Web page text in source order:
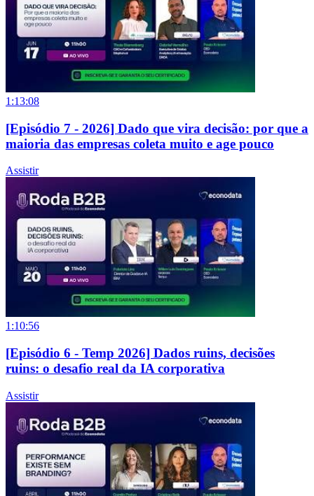
1:13:08
[Episódio 7 - 2026] Dado que vira decisão: por que a
maioria das empresas coleta muito e age pouco
Assistir
1:10:56
[Episódio 6 - Temp 2026] Dados ruins, decisões
ruins: o desafio real da IA corporativa
Assistir